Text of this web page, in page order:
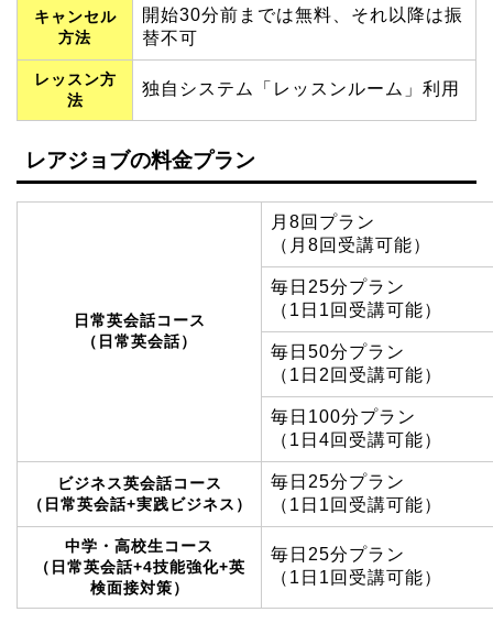
キャンセル
方法
開始30分前までは無料、それ以降は振
替不可
レッスン方
法
独自システム「レッスンルーム」利用
レアジョブの料金プラン
日常英会話コース
（日常英会話）
月8回プラン
（月8回受講可能）
毎日25分プラン
（1日1回受講可能）
毎日50分プラン
（1日2回受講可能）
毎日100分プラン
（1日4回受講可能）
ビジネス英会話コース
（日常英会話+実践ビジネス）
毎日25分プラン
（1日1回受講可能）
中学・高校生コース
（日常英会話+4技能強化+英
検面接対策）
毎日25分プラン
（1日1回受講可能）